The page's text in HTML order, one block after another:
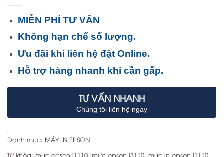
MIỄN PHÍ TƯ VẤN
Không hạn chế số lượng.
Ưu đãi khi liên hệ đặt Online.
Hỗ trợ hàng nhanh khi cần gấp.
TƯ VẤN NHANH
Chúng tôi liên hệ ngay
Danh mục: MÁY IN EPSON
Từ khóa: mực epson l1110, mực epson l3110, mực in epson l1110,